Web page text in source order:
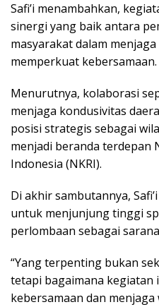
Safi’i menambahkan,
sinergi yang baik antara
masyarakat dalam
memperkuat kebersamaan.
Menurutnya, kolaborasi
menjaga kondusivitas
posisi strategis sebagai
menjadi beranda terdepan
Indonesia (NKRI).
Di akhir sambutannya,
untuk menjunjung tinggi
perlombaan sebagai
“Yang terpenting bukan
tetapi bagaimana kegiatan
kebersamaan dan